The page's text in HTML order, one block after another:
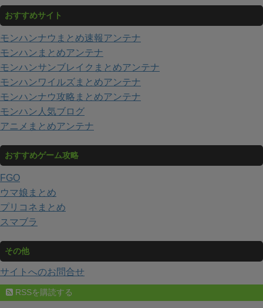
おすすめサイト
モンハンナウまとめ速報アンテナ
モンハンまとめアンテナ
モンハンサンブレイクまとめアンテナ
モンハンワイルズまとめアンテナ
モンハンナウ攻略まとめアンテナ
モンハン人気ブログ
アニメまとめアンテナ
おすすめゲーム攻略
FGO
ウマ娘まとめ
プリコネまとめ
スマブラ
その他
サイトへのお問合せ
RSSを購読する